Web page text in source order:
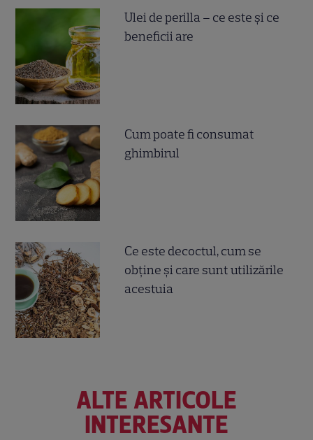
Ulei de perilla – ce este și ce
beneficii are
Cum poate fi consumat
ghimbirul
Ce este decoctul, cum se
obţine şi care sunt utilizările
acestuia
ALTE ARTICOLE
INTERESANTE